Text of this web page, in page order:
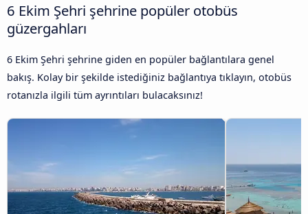
6 Ekim Şehri şehrine popüler otobüs
güzergahları
6 Ekim Şehri şehrine giden en popüler bağlantılara genel
bakış. Kolay bir şekilde istediğiniz bağlantıya tıklayın, otobüs
rotanızla ilgili tüm ayrıntıları bulacaksınız!